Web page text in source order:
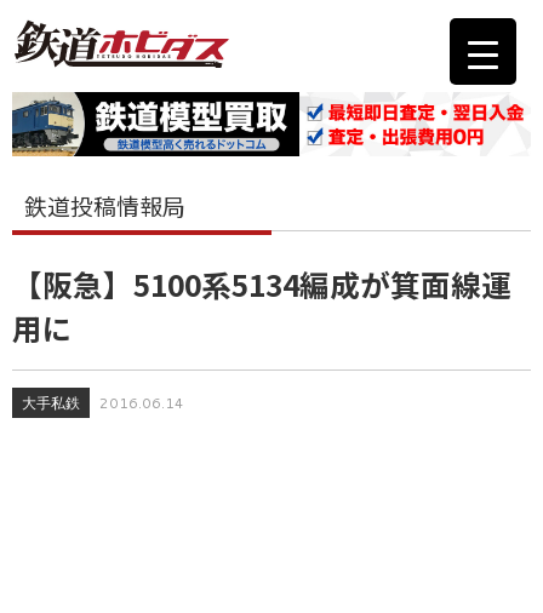
鉄道投稿情報局
【阪急】5100系5134編成が箕面線運
用に
大手私鉄 2016.06.14